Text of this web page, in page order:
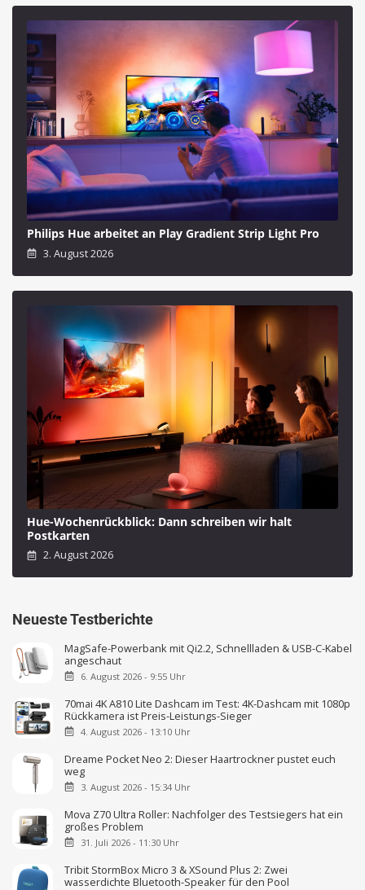
Philips Hue arbeitet an Play Gradient Strip Light Pro
3. August 2026
Hue-Wochenrückblick: Dann schreiben wir halt
Postkarten
2. August 2026
Neueste Testberichte
MagSafe-Powerbank mit Qi2.2, Schnellladen & USB-C-Kabel
angeschaut
6. August 2026 - 9:55 Uhr
70mai 4K A810 Lite Dashcam im Test: 4K-Dashcam mit 1080p
Rückkamera ist Preis-Leistungs-Sieger
4. August 2026 - 13:10 Uhr
Dreame Pocket Neo 2: Dieser Haartrockner pustet euch
weg
3. August 2026 - 15:34 Uhr
Mova Z70 Ultra Roller: Nachfolger des Testsiegers hat ein
großes Problem
31. Juli 2026 - 11:30 Uhr
Tribit StormBox Micro 3 & XSound Plus 2: Zwei
wasserdichte Bluetooth-Speaker für den Pool